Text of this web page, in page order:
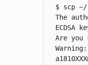
$ scp ~/
The
ECDSA
Are you